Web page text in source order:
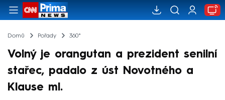
Domů Pořady 360°
Volný je orangutan a prezident senilní
stařec, padalo z úst Novotného a
Klause ml.